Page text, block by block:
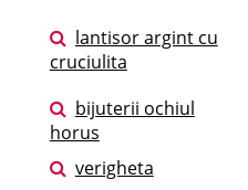
lantisor argint cu
cruciulita
bijuterii ochiul
horus
verigheta